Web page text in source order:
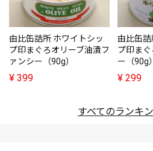
由比缶詰所 ホワイトシッ
プ印まぐろオリーブ油漬フ
ァンシー（90g）
¥ 399
由比缶
プ印ま
ー（90g）
¥ 299
すべてのランキ